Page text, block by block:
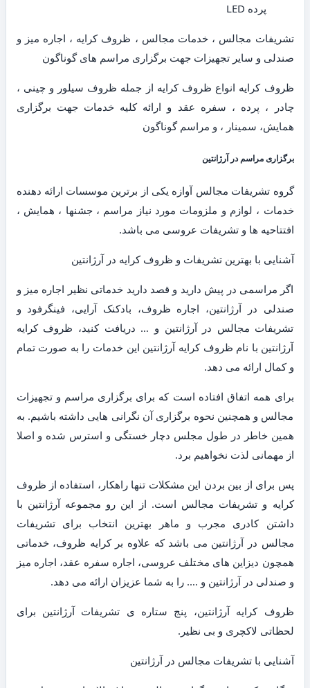
پرده LED
تشریفات مجالس ، خدمات مجالس ، ظروف کرایه ، اجاره میز و
صندلی و سایر تجهیزات جهت برگزاری مراسم های گوناگون
ظروف کرایه انواع ظروف کرایه از جمله ظروف سیلور و چینی ،
چادر ، پرده ، سفره عقد و ارائه کلیه خدمات جهت برگزاری
همایش، سمینار ، و مراسم گوناگون
برگزاری مراسم در آرژانتین
گروه تشریفات مجالس آوازه یکی از برترین موسسات ارائه دهنده
خدمات ، لوازم و ملزومات مورد نیاز مراسم ، جشنها ، همایش ،
افتتاحیه ها و تشریفات عروسی می باشد.
آشنایی با بهترین تشریفات و ظروف کرایه در آرژانتین
اگر مراسمی در پیش دارید و قصد دارید خدماتی نظیر اجاره میز و
صندلی در آرژانتین، اجاره ظروف، بادکنک آرایی، فینگرفود و
تشریفات مجالس در آرژانتین و … دریافت کنید، ظروف کرایه
آرژانتین با نام ظروف کرایه آرژانتین این خدمات را به صورت تمام
و کمال ارائه می دهد.
برای همه اتفاق افتاده است که برای برگزاری مراسم و تجهیزات
مجالس و همچنین نحوه برگزاری آن نگرانی هایی داشته باشیم. به
همین خاطر در طول مجلس دچار خستگی و استرس شده و اصلا
از مهمانی لذت نخواهیم برد.
پس برای از بین بردن این مشکلات تنها راهکار، استفاده از ظروف
کرایه و تشریفات مجالس است. از این رو مجموعه آرژانتین با
داشتن کادری مجرب و ماهر بهترین انتخاب برای تشریفات
مجالس در آرژانتین می باشد که علاوه بر کرایه ظروف، خدماتی
همچون دیزاین های مختلف عروسی، اجاره سفره عقد، اجاره میز
و صندلی در آرژانتین و …. را به شما عزیزان ارائه می دهد.
ظروف کرایه آرژانتین، پنج ستاره ی تشریفات آرژانتین برای
لحظاتی لاکچری و بی نظیر.
آشنایی با تشریفات مجالس در آرژانتین